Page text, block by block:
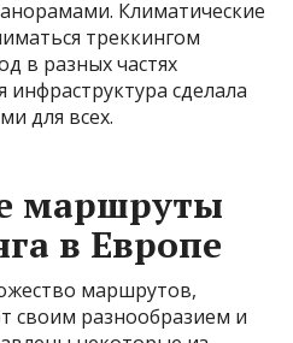
Климатические
треккингом
в разных частях
инфраструктура сделала
для всех.
маршруты
в Европе
маршрутов,
своим разнообразием и